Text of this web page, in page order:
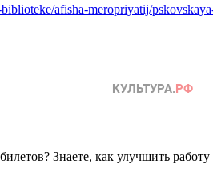
afisha-meropriyatij/
Знаете, как улучшить